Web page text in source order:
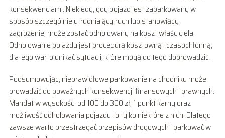
konsekwencjami. Niekiedy, gdy pojazd jest zaparkowany w
sposób szczególnie utrudniający ruch lub stanowiący
zagrożenie, może zostać odholowany na koszt właściciela.
Odholowanie pojazdu jest procedurą kosztowną i czasochłonną,
dlatego warto unikać sytuacji, które mogą do tego doprowadzić.
Podsumowując, nieprawidłowe parkowanie na chodniku może
prowadzić do poważnych konsekwencji finansowych i prawnych.
Mandat w wysokości od 100 do 300 zł, 1 punkt karny oraz
możliwość odholowania pojazdu to tylko niektóre z nich. Dlatego
zawsze warto przestrzegać przepisów drogowych i parkować w